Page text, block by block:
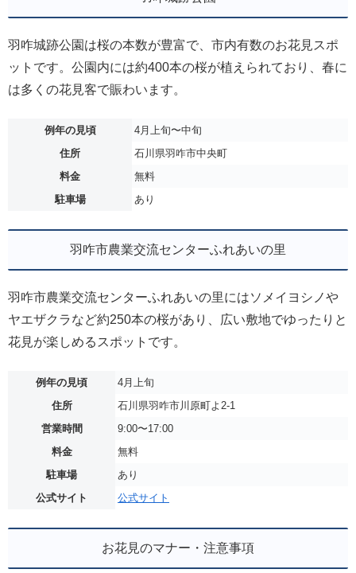
羽咋城跡公園は桜の本数が豊富で、市内有数のお花見スポ
ットです。公園内には約400本の桜が植えられており、春に
は多くの花見客で賑わいます。
例年の見頃
4月上旬〜中旬
住所
石川県羽咋市中央町
料金
無料
駐車場
あり
羽咋市農業交流センターふれあいの里
羽咋市農業交流センターふれあいの里にはソメイヨシノや
ヤエザクラなど約250本の桜があり、広い敷地でゆったりと
花見が楽しめるスポットです。
例年の見頃
4月上旬
住所
石川県羽咋市川原町よ2-1
営業時間
9:00〜17:00
料金
無料
駐車場
あり
公式サイト
公式サイト
お花見のマナー・注意事項